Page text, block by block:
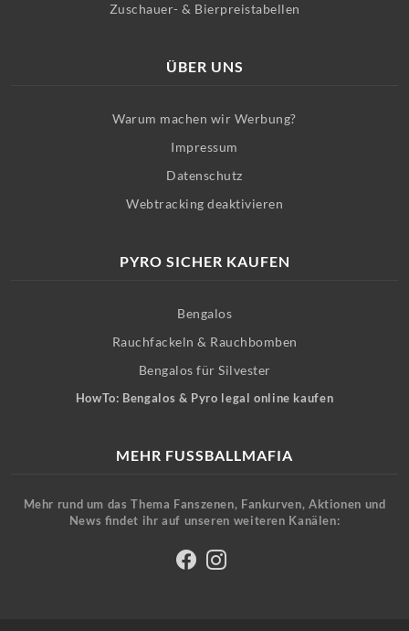
Zuschauer- & Bierpreistabellen
ÜBER UNS
Warum machen wir Werbung?
Impressum
Datenschutz
Webtracking deaktivieren
PYRO SICHER KAUFEN
Bengalos
Rauchfackeln & Rauchbomben
Bengalos für Silvester
HowTo: Bengalos & Pyro legal online kaufen
MEHR FUSSBALLMAFIA
Mehr rund um das Thema Fanszenen, Fankurven, Aktionen und
News findet ihr auf unseren weiteren Kanälen: